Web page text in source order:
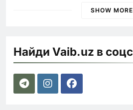
SHOW MORE
Найди Vaib.uz в